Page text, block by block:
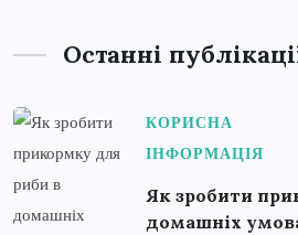
Останні
КОРИСНА
ІНФОРМАЦІЯ
Як зробити
домашніх